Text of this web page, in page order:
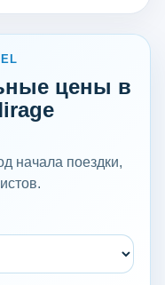
цены в
начала поездки,